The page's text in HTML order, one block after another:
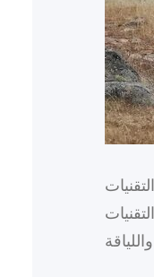
التقنيات